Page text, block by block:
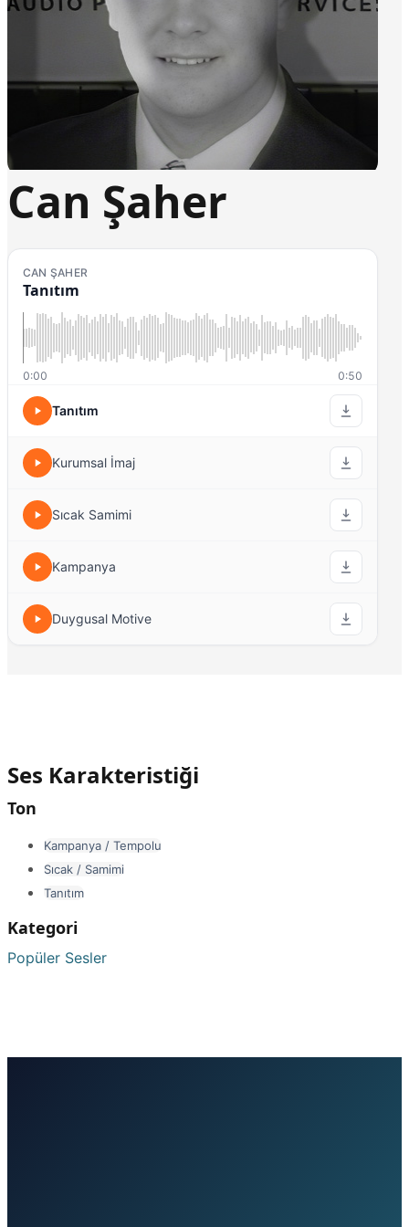
Can Şaher
CAN ŞAHER
Tanıtım
0:00 0:50
Tanıtım
Kurumsal İmaj
Sıcak Samimi
Kampanya
Duygusal Motive
Ses Karakteristiği
Ton
Kampanya / Tempolu
Sıcak / Samimi
Tanıtım
Kategori
Popüler Sesler